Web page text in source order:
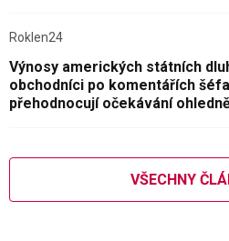
Roklen24
Výnosy amerických státních
obchodníci po komentářích
přehodnocují očekávání
VŠECHNY